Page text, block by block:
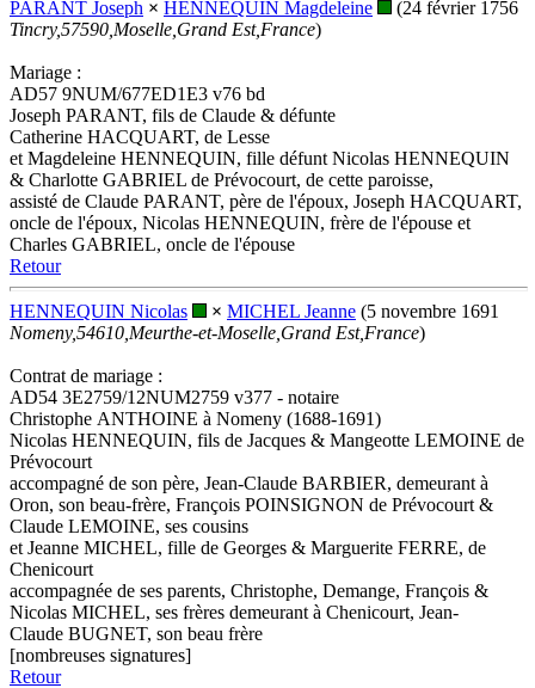
PARANT Joseph × HENNEQUIN Magdeleine
(24 février 1756
Tincry,57590,Moselle,Grand Est,France)
Mariage :
AD57 9NUM/677ED1E3 v76 bd
Joseph PARANT, fils de Claude & défunte
Catherine HACQUART, de Lesse
et Magdeleine HENNEQUIN, fille défunt Nicolas HENNEQUIN
& Charlotte GABRIEL de Prévocourt, de cette paroisse,
assisté de Claude PARANT, père de l'époux, Joseph HACQUART,
oncle de l'époux, Nicolas HENNEQUIN, frère de l'épouse et
Charles GABRIEL, oncle de l'épouse
Retour
HENNEQUIN Nicolas × MICHEL Jeanne (5 novembre 1691
Nomeny,54610,Meurthe-et-Moselle,Grand Est,France)
Contrat de mariage :
AD54 3E2759/12NUM2759 v377 - notaire
Christophe ANTHOINE à Nomeny (1688-1691)
Nicolas HENNEQUIN, fils de Jacques & Mangeotte LEMOINE de
Prévocourt
accompagné de son père, Jean-Claude BARBIER, demeurant à
Oron, son beau-frère, François POINSIGNON de Prévocourt &
Claude LEMOINE, ses cousins
et Jeanne MICHEL, fille de Georges & Marguerite FERRE, de
Chenicourt
accompagnée de ses parents, Christophe, Demange, François &
Nicolas MICHEL, ses frères demeurant à Chenicourt, Jean-
Claude BUGNET, son beau frère
[nombreuses signatures]
Retour